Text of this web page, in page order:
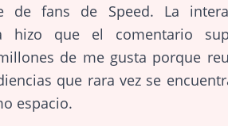
de fans de Speed. La
hizo que el comentario
de me gusta porque
que rara vez se
espacio.